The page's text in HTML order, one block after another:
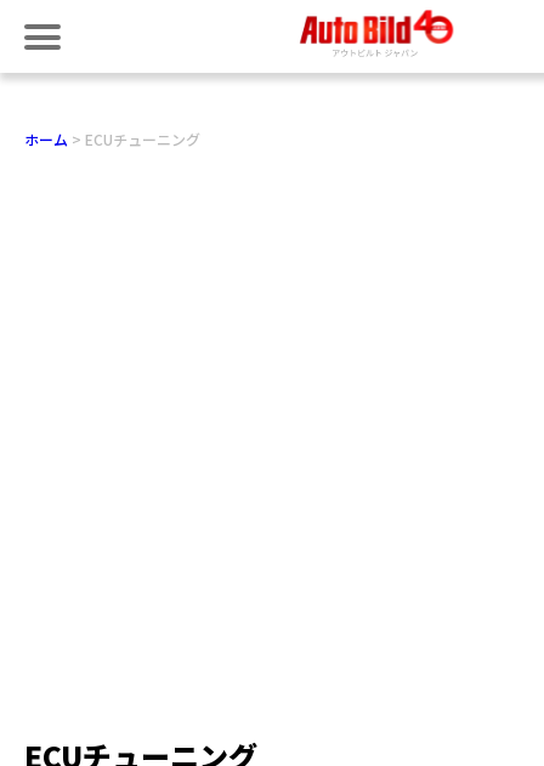
ホーム ECUチューニング
ECUチューニング